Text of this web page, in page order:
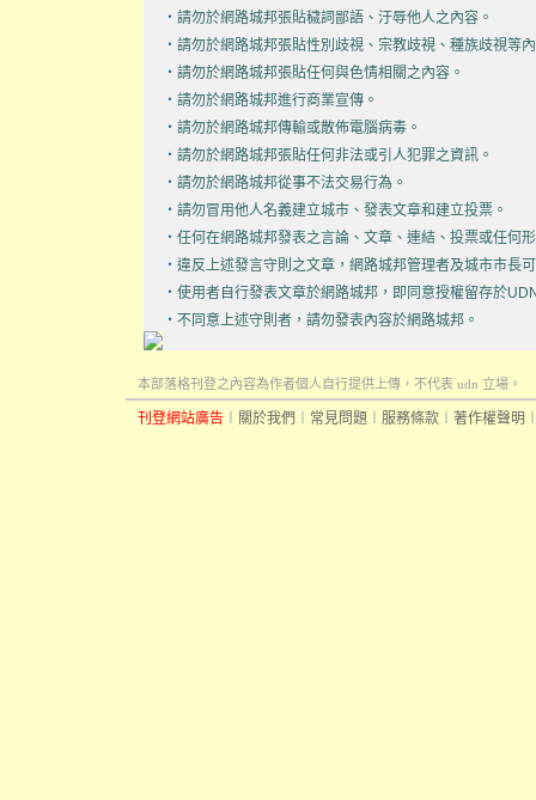
‧ 請勿於網路城邦張貼穢詞鄙語、汙辱他人之內容。
‧ 請勿於網路城邦張貼性別歧視、宗教歧視、種族歧視等
‧ 請勿於網路城邦張貼任何與色情相關之內容。
‧ 請勿於網路城邦進行商業宣傳。
‧ 請勿於網路城邦傳輸或散佈電腦病毒。
‧ 請勿於網路城邦張貼任何非法或引人犯罪之資訊。
‧ 請勿於網路城邦從事不法交易行為。
‧ 請勿冒用他人名義建立城市、發表文章和建立投票。
‧ 任何在網路城邦發表之言論、文章、連結、投票或任何
‧ 違反上述發言守則之文章，網路城邦管理者及城市市長
‧ 使用者自行發表文章於網路城邦，即同意授權留存於
‧ 不同意上述守則者，請勿發表內容於網路城邦。
本部落格刊登之內容為作者個人自行提供上傳，不代表 udn 立場。
刊登網站廣告 關於我們 常見問題 服務條款 著作權聲明